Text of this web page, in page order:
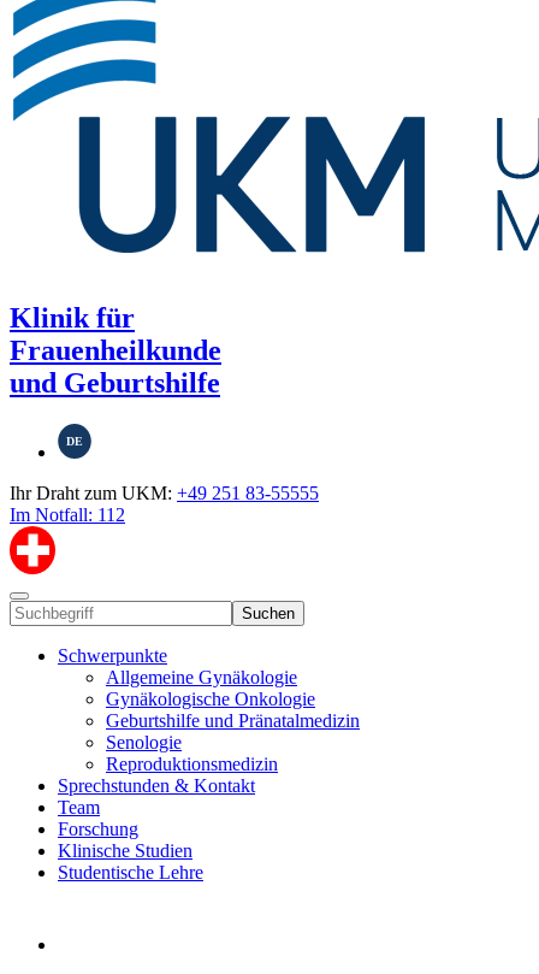
Klinik für
Frauenheilkunde
und Geburtshilfe
DE
Ihr Draht zum UKM: +49 251 83-55555
Im Notfall: 112
Suchen
Schwerpunkte
Allgemeine Gynäkologie
Gynäkologische Onkologie
Geburtshilfe und Pränatalmedizin
Senologie
Reproduktionsmedizin
Sprechstunden & Kontakt
Team
Forschung
Klinische Studien
Studentische Lehre